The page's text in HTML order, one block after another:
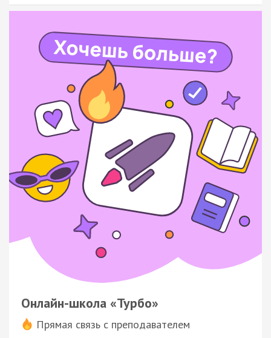
Онлайн-школа «Турбо»
Прямая связь с преподавателем